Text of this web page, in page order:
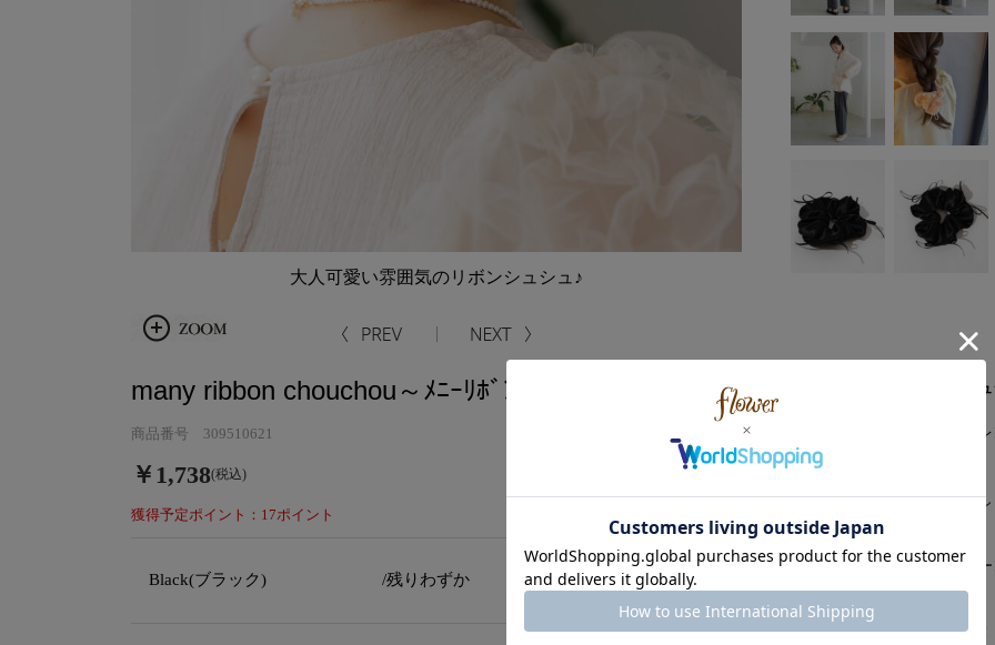
大人可愛い雰囲気のリボンシュシュ♪
大人可愛い雰囲気のリボンシ
さっとまとめるだけでヘアア
華やかになるアイテムです。
細めのリボンが抜け感を演出
お食事会などオケージョンシ
【知って便利なお買い物機能】
再入荷通知ボタンをクリック！
many ribbon chouchou～ﾒﾆｰﾘﾎﾞﾝｼｭｼｭ
商品番号 309510621
￥1,738(税込)
獲得予定ポイント：17ポイント
Black(ブラック) /残りわずか